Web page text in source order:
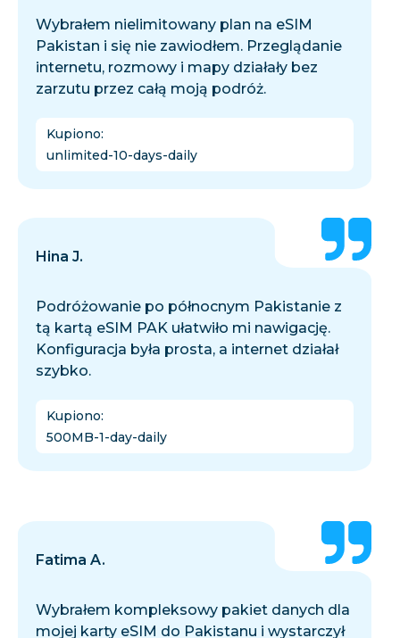
Wybrałem nielimitowany plan na eSIM
Pakistan i się nie zawiodłem. Przeglądanie
internetu, rozmowy i mapy działały bez
zarzutu przez całą moją podróż.
Kupiono:
unlimited-10-days-daily
Hina J.
Podróżowanie po północnym Pakistanie z
tą kartą eSIM PAK ułatwiło mi nawigację.
Konfiguracja była prosta, a internet działał
szybko.
Kupiono:
500MB-1-day-daily
Fatima A.
Wybrałem kompleksowy pakiet danych dla
mojej karty eSIM do Pakistanu i wystarczył